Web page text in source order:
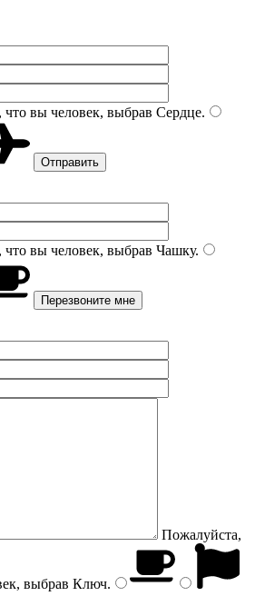
вы человек, выбрав Сердце.
вы человек, выбрав Чашку.
Пожалуйста,
выбрав Ключ.